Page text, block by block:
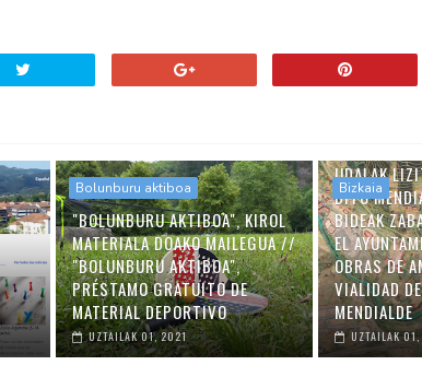
Bolunburu aktiboa
"BOLUNBURU AKTIBOA", KIROL
MATERIALA DOAKO MAILEGUA //
"BOLUNBURU AKTIBOA",
PRÉSTAMO GRATUITO DE
MATERIAL DEPORTIVO
UZTAILAK 01, 2021
Bizkaia
UDALAK
DITU
BIDEAK
EL
OBRAS DE
VIALIDAD
MENDIALDE
UZTAILAK